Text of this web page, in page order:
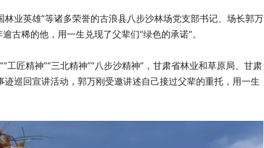
林业英雄”等诸多荣誉的古浪县八步沙林场党支部书记、场长郭万
古稀的他，用一生兑现了父辈们“绿色的承诺”。
工匠精神”“三北精神”“八步沙精神”，甘肃省林业和草原局、甘肃
巡回宣讲活动，郭万刚受邀讲述自己接过父辈的重托，用一生